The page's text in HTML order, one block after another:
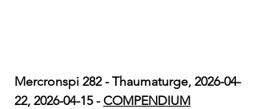
Mercronspi 282 - Thaumaturge, 2026-04-
22, 2026-04-15 - COMPENDIUM